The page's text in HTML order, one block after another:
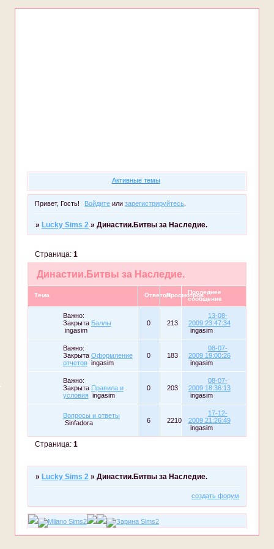
Активные темы
Привет, Гость! Войдите илизарегистрируйтесь.
» Lucky Sims 2 » Династии.Битвы за Наследие.
Династии.Битвы за Наследие.
Страница: 1
Тема ОтветовПросмотровПоследнее
сообщение
Важно:
Закрыта Баллы
ingasim
0 213
13-08-
2009 23:47:34
ingasim
Важно:
Закрыта Оформление
отчетов ingasim
0 183
08-07-
2009 19:00:26
ingasim
Важно:
Закрыта Правила и
условия ingasim
0 203
08-07-
2009 18:36:13
ingasim
Вопросы и ответы
Sinfadora
6 2210
17-12-
2009 21:26:49
ingasim
Страница: 1
» Lucky Sims 2 » Династии.Битвы за Наследие.
создать форум